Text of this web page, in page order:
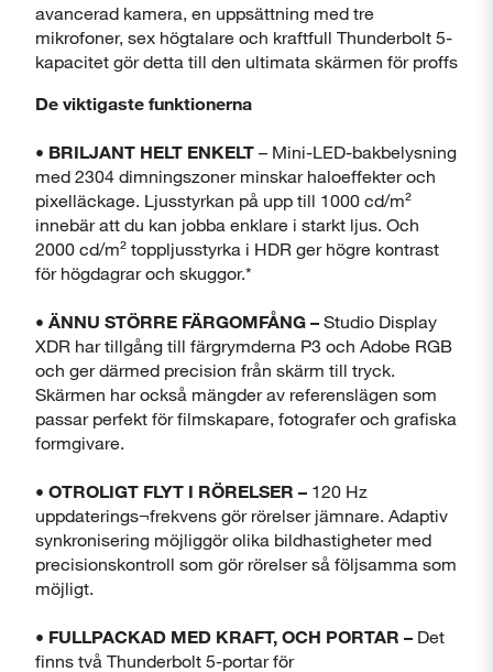
avancerad kamera, en uppsättning med tre
mikrofoner, sex högtalare och kraftfull Thunderbolt 5-
kapacitet gör detta till den ultimata skärmen för proffs
De viktigaste funktionerna
• BRILJANT HELT ENKELT – Mini-LED-bakbelysning
med 2304 dimningszoner minskar haloeffekter och
pixelläckage. Ljusstyrkan på upp till 1000 cd/m²
innebär att du kan jobba enklare i starkt ljus. Och
2000 cd/m² toppljusstyrka i HDR ger högre kontrast
för högdagrar och skuggor.*
• ÄNNU STÖRRE FÄRGOMFÅNG – Studio Display
XDR har tillgång till färgrymderna P3 och Adobe RGB
och ger därmed precision från skärm till tryck.
Skärmen har också mängder av referenslägen som
passar perfekt för filmskapare, fotografer och grafiska
formgivare.
• OTROLIGT FLYT I RÖRELSER – 120 Hz
uppdaterings¬frekvens gör rörelser jämnare. Adaptiv
synkronisering möjliggör olika bildhastigheter med
precisionskontroll som gör rörelser så följsamma som
möjligt.
• FULLPACKAD MED KRAFT, OCH PORTAR – Det
finns två Thunderbolt 5-portar för
Stäng